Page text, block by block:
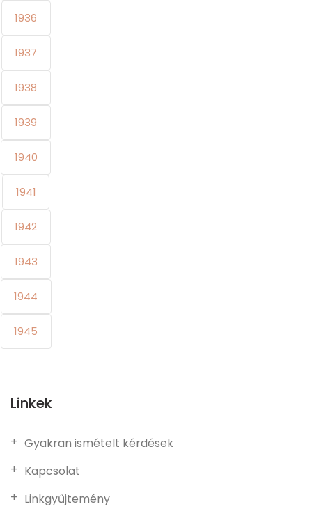
1936
1937
1938
1939
1940
1941
1942
1943
1944
1945
Linkek
Gyakran ismételt kérdések
Kapcsolat
Linkgyűjtemény